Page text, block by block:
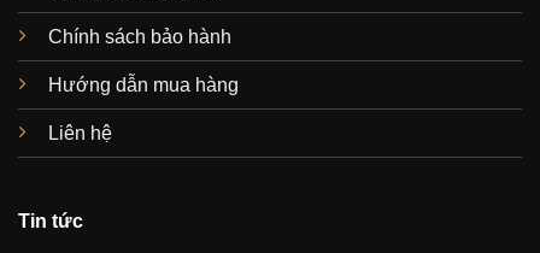
Chính sách bảo hành
Hướng dẫn mua hàng
Liên hệ
Tin tức